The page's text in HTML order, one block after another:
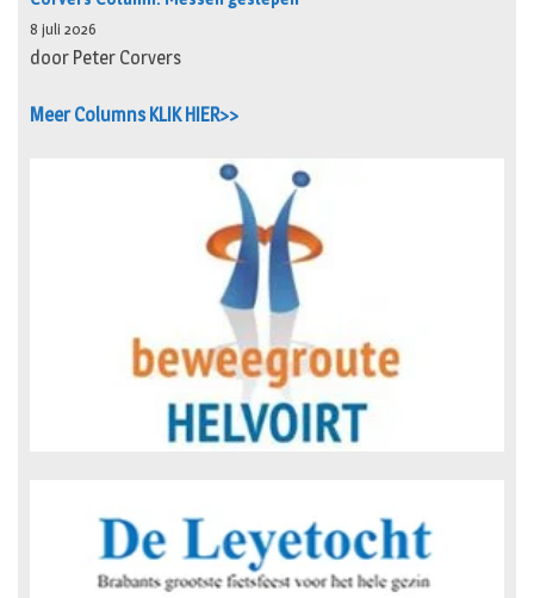
8 juli 2026
door Peter Corvers
Meer Columns KLIK HIER>>